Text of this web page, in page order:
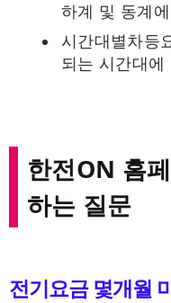
하계 및 동계
시간대별차등
되는 시간대에
한전ON 홈
하는 질문
전기요금 몇개월